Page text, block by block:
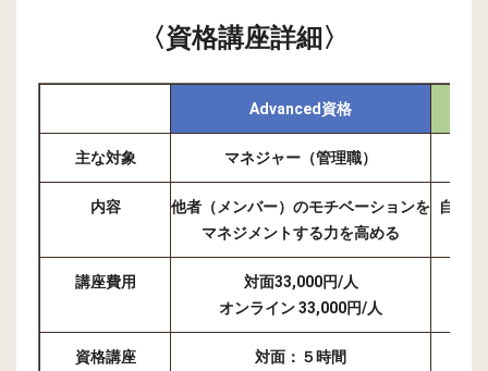
〈資格講座詳細〉
Advanced資格
主な対象 マネジャー（管理職）
内容
他者（メンバー）のモチベーションを
マネジメントする力を高める
自分
講座費用
対面33,000円/人
オンライン 33,000円/人
資格講座
対面：５時間